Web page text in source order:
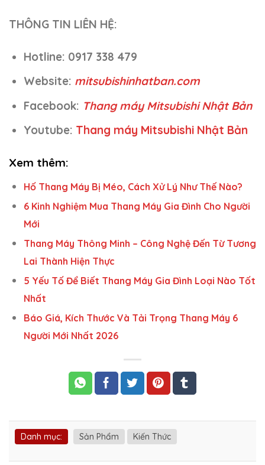
THÔNG TIN LIÊN HỆ:
Hotline: 0917 338 479
Website: mitsubishinhatban.com
Facebook: Thang máy Mitsubishi Nhật Bản
Youtube: Thang máy Mitsubishi Nhật Bản
Xem thêm:
Hố Thang Máy Bị Méo, Cách Xử Lý Như Thế Nào?
6 Kinh Nghiệm Mua Thang Máy Gia Đình Cho Người
Mới
Thang Máy Thông Minh – Công Nghệ Đến Từ Tương
Lai Thành Hiện Thực
5 Yếu Tố Để Biết Thang Máy Gia Đình Loại Nào Tốt
Nhất
Báo Giá, Kích Thước Và Tải Trọng Thang Máy 6
Người Mới Nhất 2026
Danh mục: Sản Phẩm Kiến Thức